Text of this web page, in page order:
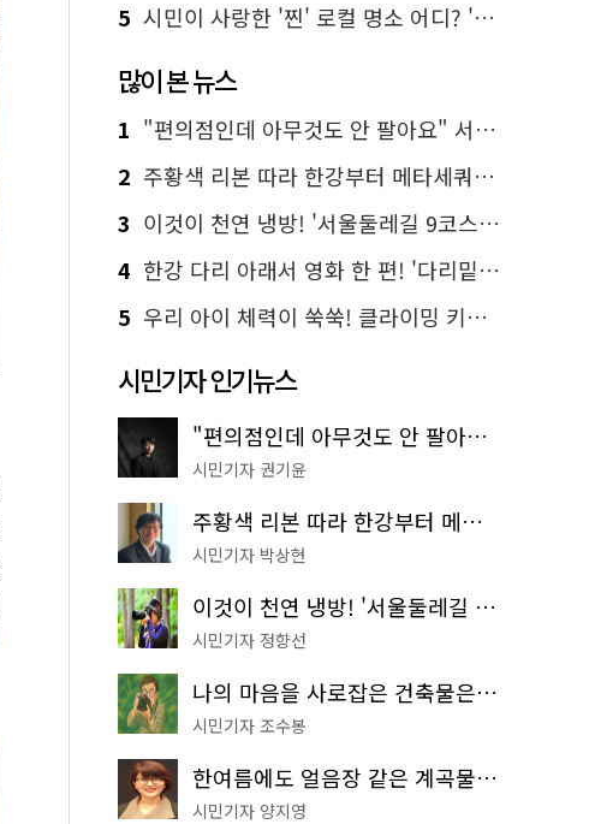
5 시민이 사랑한 '찐' 로컬 명소 어디? '서울에디션25' 추천 코스
많이 본 뉴스
1 "편의점인데 아무것도 안 팔아요" 서울에서 가장 특별한 편의점의 정체
2 주황색 리본 따라 한강부터 메타세쿼이아 숲길까지…서울둘레길 15코스
3 이것이 천연 냉방! '서울둘레길 9코스'로 숲속 피서 떠나볼까
4 한강 다리 아래서 영화 한 편! '다리밑 영화관' 무료 상영
5 우리 아이 체력이 쑥쑥! 클라이밍 키즈카페·어린이 체력장
시민기자 인기뉴스
"편의점인데 아무것도 안 팔아요" 서울에서 가장 특별한 편의점의 정체
시민기자 권기윤
주황색 리본 따라 한강부터 메타세쿼이아 숲길까지…서울둘레길 15코스
시민기자 박상현
이것이 천연 냉방! '서울둘레길 9코스'로 숲속 피서 떠나볼까
시민기자 정향선
나의 마음을 사로잡은 건축물은? '서울시 건축상' 수상작 공개!
시민기자 조수봉
한여름에도 얼음장 같은 계곡물! 서울 '진관사 계곡'이 천국이네~
시민기자 양지영